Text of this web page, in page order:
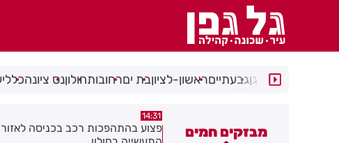
רמת גןגבעתייםראשון-לציוןבת יםרחובותחולוןנס ציונהכללי
מבזקים חמים
פצוע בהתהפכות רכב בכניסה לאזור
14:15
תיסלם ואתניקס הרימו את חולון